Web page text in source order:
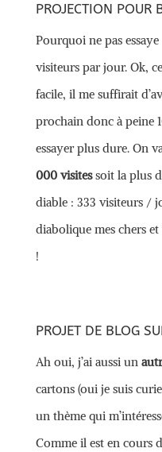
PROJECTION POUR
Pourquoi ne pas
visiteurs par jour. Ok,
facile, il me suffirait
prochain donc à peine
essayer plus dure. On
000 visitessoit la plus
diable : 333 visiteurs /
diabolique mes chers
!
PROJET DE BLOG
Ah oui, j’ai aussi un
cartons (oui je suis
un thème qui
Comme il est en cours